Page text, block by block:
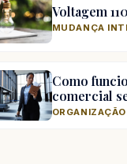
Voltagem
MUDANÇA
Como
comercial